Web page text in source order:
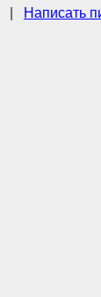
Написать